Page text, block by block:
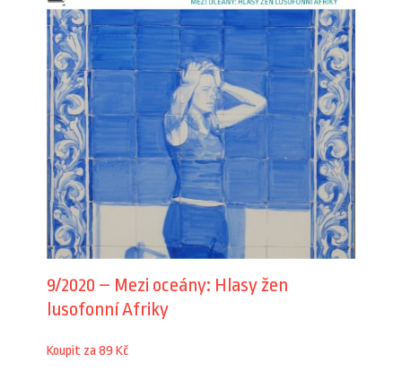
9/2020 – Mezi oceány: Hlasy žen
lusofonní Afriky
Koupit za 89 Kč